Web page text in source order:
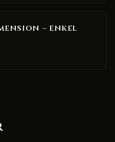
– enkel